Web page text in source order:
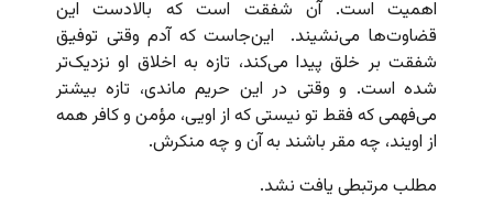
اهمیت است. آن شفقت است که بالادست این
قضاوت‌ها می‌نشیند. این‌جاست که آدم وقتی توفیق
شفقت بر خلق پیدا می‌کند، تازه به اخلاق او نزدیک‌تر
شده است. و وقتی در این حریم ماندی، تازه بیشتر
می‌فهمی که فقط تو نیستی که از اویی، مؤمن و کافر همه
از اویند، چه مقر باشند به آن و چه منکرش.
مطلب مرتبطی یافت نشد.